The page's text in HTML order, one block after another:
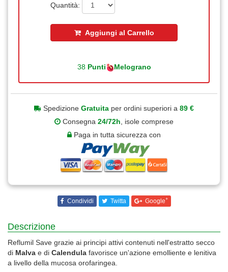
Quantità:
Aggiungi al Carrello
38 Punti Melograno
Spedizione Gratuita per ordini superiori a 89 €
Consegna 24/72h , isole comprese
Paga in tutta sicurezza con
Condividi Twitta Google+
Descrizione
Reflumil Save grazie ai principi attivi contenuti nell'estratto secco
di Malva e di Calendula favorisce un'azione emolliente e lenitiva
a livello della mucosa orofaringea.